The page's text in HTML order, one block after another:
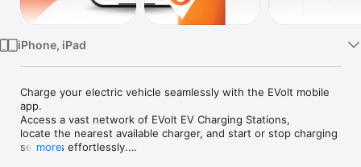
iPhone, iPad
Charge your electric vehicle seamlessly with the EVolt mobile
app.
Access a vast network of EVolt EV Charging Stations,
locate the nearest available charger, and start or stop charging
sessions effortlessly.
more